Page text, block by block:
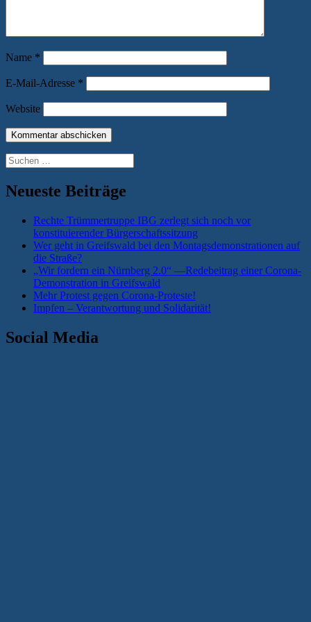
Name *
E-Mail-Adresse *
Website
Suchen
nach:
Neueste Beiträge
Rechte Trümmertruppe IBG zerlegt sich noch vor
konstituierender Bürgerschaftssitzung
Wer geht in Greifswald bei den Montagsdemonstrationen auf
die Straße?
„Wir fordern ein Nürnberg 2.0“ —Redebeitrag einer Corona-
Demonstration in Greifswald
Mehr Protest gegen Corona-Proteste!
Impfen – Verantwortung und Solidarität!
Social Media